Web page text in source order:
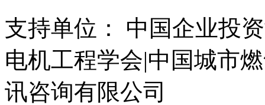
支持单位： 中国企业投
电机工程学会|中国城市
讯咨询有限公司